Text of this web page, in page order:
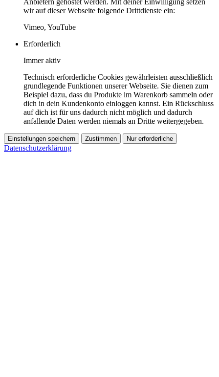
Anbietern gehostet werden. Mit deiner Einwilligung setzen
wir auf dieser Webseite folgende Drittdienste ein:
Vimeo, YouTube
Erforderlich
Immer aktiv
Technisch erforderliche Cookies gewährleisten ausschließlich
grundlegende Funktionen unserer Webseite. Sie dienen zum
Beispiel dazu, dass du Produkte im Warenkorb sammeln oder
dich in dein Kundenkonto einloggen kannst. Ein Rückschluss
auf dich ist für uns dadurch nicht möglich und dadurch
anfallende Daten werden niemals an Dritte weitergegeben.
Einstellungen speichern Zustimmen Nur erforderliche
Datenschutzerklärung